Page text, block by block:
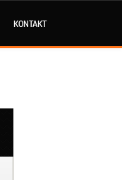
KONTAKT